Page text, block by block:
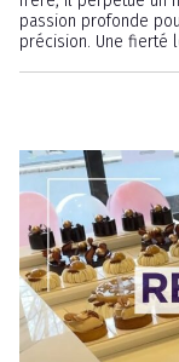
passion profonde
précision. Une fierté